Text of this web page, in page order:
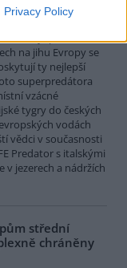
Privacy Policy
Vrcholový
je původním
na jihu Evropy se
ty nejlepší
superpredátora
vzácné
tygry do českých
vodách
vědci v současnosti
Predator s italskými
v jezerech a nádržích
střední
chráněny